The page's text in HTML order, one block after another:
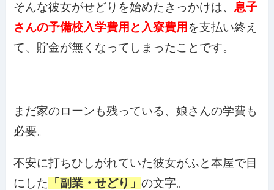
そんな彼女がせどりを始めたきっかけは、 息子
さんの予備校入学費用と入寮費用 を支払い終え
て、貯金が無くなってしまったことです。
まだ家のローンも残っている、娘さんの学費も
必要。
不安に打ちひしがれていた彼女がふと本屋で目
にした
「副業・せどり」の文字。